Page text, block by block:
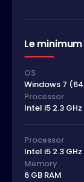
Le minimum
OS
Windows 7
Processor
Intel i5 2.3
Processor
Intel i5 2.3
Memory
6 GB RAM